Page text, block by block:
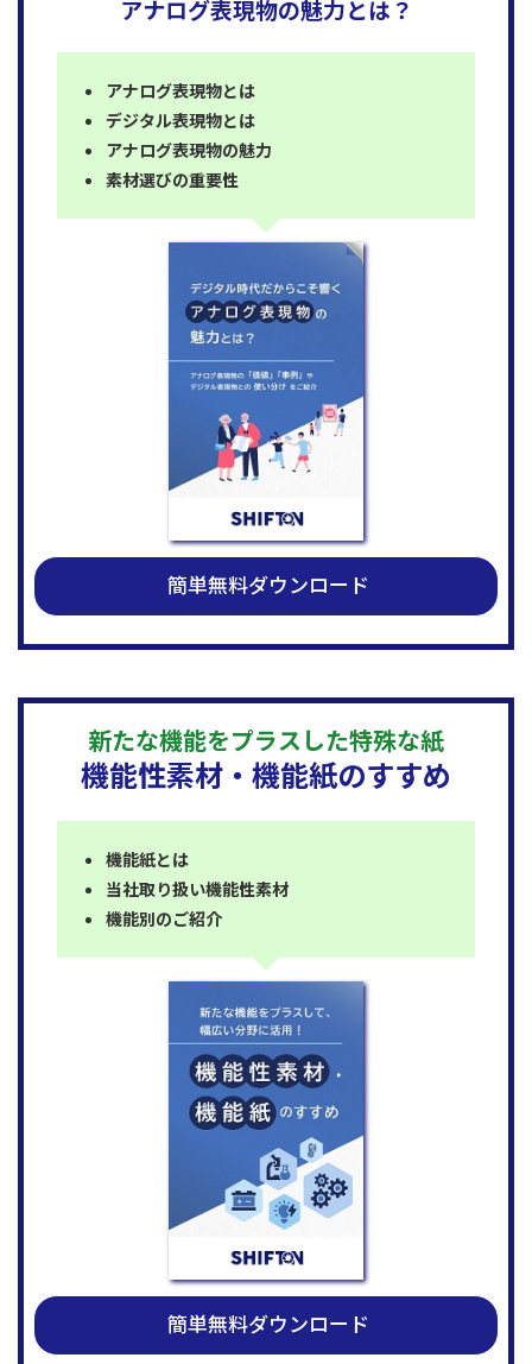
アナログ表現物の魅力とは？
アナログ表現物とは
デジタル表現物とは
アナログ表現物の魅力
素材選びの重要性
簡単無料ダウンロード
新たな機能をプラスした特殊な紙
機能性素材・機能紙のすすめ
機能紙とは
当社取り扱い機能性素材
機能別のご紹介
簡単無料ダウンロード